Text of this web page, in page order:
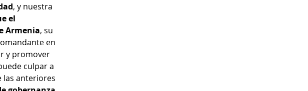
, y nuestra
el
Armenia, su
en
y promover
culpar a
las anteriores